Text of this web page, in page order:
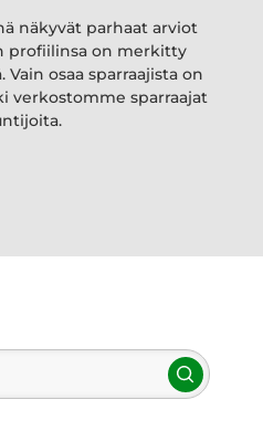
näkyvät parhaat arviot
profiilinsa on merkitty
osaa sparraajista on
verkostomme sparraajat
Hae